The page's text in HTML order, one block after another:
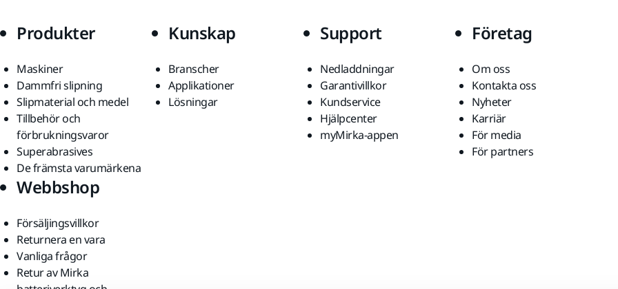
Produkter
Maskiner
Dammfri slipning
Slipmaterial och medel
Tillbehör och
förbrukningsvaror
Superabrasives
De främsta varumärkena
Kunskap
Branscher
Applikationer
Lösningar
Support
Nedladdningar
Garantivillkor
Kundservice
Hjälpcenter
myMirka-appen
Företag
Om oss
Kontakta oss
Nyheter
Karriär
För media
För partners
Webbshop
Försäljingsvillkor
Returnera en vara
Vanliga frågor
Retur av Mirka